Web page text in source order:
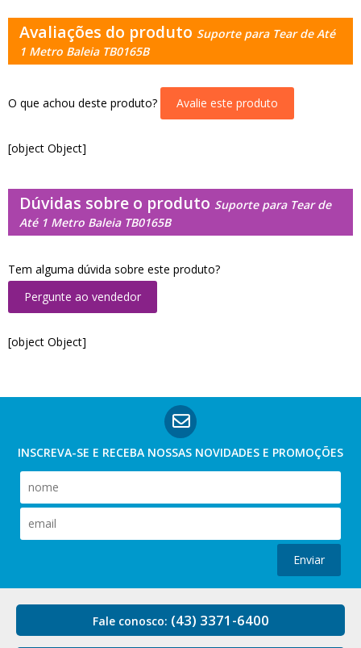
Avaliações do produto Suporte para Tear de Até
1 Metro Baleia TB0165B
O que achou deste produto? Avalie este produto
[object Object]
Dúvidas sobre o produto Suporte para Tear de
Até 1 Metro Baleia TB0165B
Tem alguma dúvida sobre este produto?
Pergunte ao vendedor
[object Object]
INSCREVA-SE E RECEBA NOSSAS NOVIDADES E PROMOÇÕES
Enviar
Fale conosco: (43) 3371-6400